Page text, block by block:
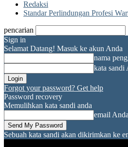
Redaksi
Standar Perlindungan Profesi
pencarian
Sign in
Selamat Datang! Masuk ke akun Anda
nama
kata sandi
Forgot your password? Get help
Password recovery
Memulihkan kata sandi anda
email Anda
Sebuah kata sandi akan dikirimkan ke